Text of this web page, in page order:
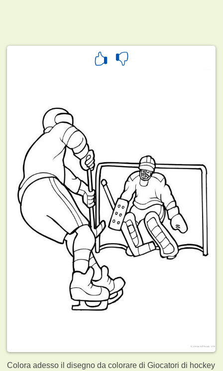
Colora adesso il disegno da colorare di Giocatori di hockey